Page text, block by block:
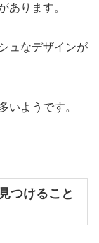
あります。
ュなデザインが
いようです。
つけること